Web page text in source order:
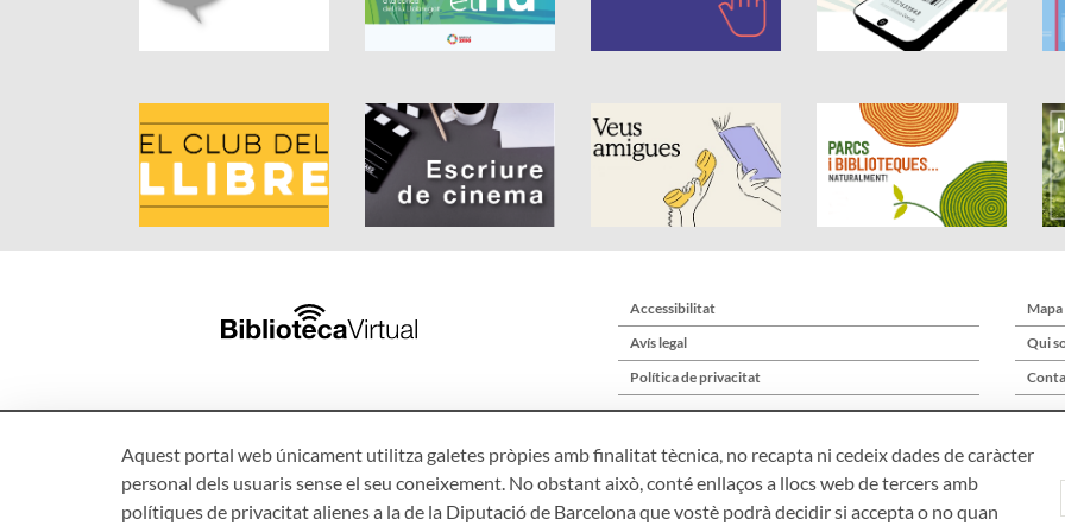
Accessibilitat
Avís legal
Política de privacitat
Qui
Àrea de Cultura – Gerència de Serveis de Biblioteques. Zamora, 73. 08018
Aquest portal web únicament utilitza galetes pròpies amb finalitat tècnica, no recapta ni cedeix dades de caràcter
personal dels usuaris sense el seu coneixement. No obstant això, conté enllaços a llocs web de tercers amb
polítiques de privacitat alienes a la de la Diputació de Barcelona que vostè podrà decidir si accepta o no quan